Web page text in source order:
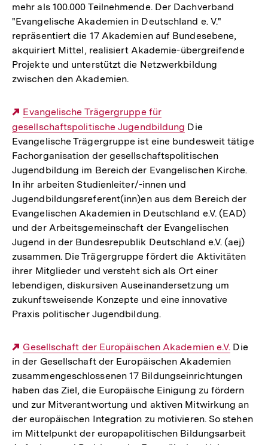
mehr als 100.000 Teilnehmende. Der Dachverband
"Evangelische Akademien in Deutschland e. V."
repräsentiert die 17 Akademien auf Bundesebene,
akquiriert Mittel, realisiert Akademie-übergreifende
Projekte und unterstützt die Netzwerkbildung
zwischen den Akademien.
Externer
Link:
Evangelische Trägergruppe für
gesellschaftspolitische Jugendbildung Die
Evangelische Trägergruppe ist eine bundesweit tätige
Fachorganisation der gesellschaftspolitischen
Jugendbildung im Bereich der Evangelischen Kirche.
In ihr arbeiten Studienleiter/-innen und
Jugendbildungsreferent(inn)en aus dem Bereich der
Evangelischen Akademien in Deutschland e.V. (EAD)
und der Arbeitsgemeinschaft der Evangelischen
Jugend in der Bundesrepublik Deutschland e.V. (aej)
zusammen. Die Trägergruppe fördert die Aktivitäten
ihrer Mitglieder und versteht sich als Ort einer
lebendigen, diskursiven Auseinandersetzung um
zukunftsweisende Konzepte und eine innovative
Praxis politischer Jugendbildung.
Externer
Link:
Gesellschaft der Europäischen Akademien e.V. Die
in der Gesellschaft der Europäischen Akademien
zusammengeschlossenen 17 Bildungseinrichtungen
haben das Ziel, die Europäische Einigung zu fördern
und zur Mitverantwortung und aktiven Mitwirkung an
der europäischen Integration zu motivieren. So stehen
im Mittelpunkt der europapolitischen Bildungsarbeit